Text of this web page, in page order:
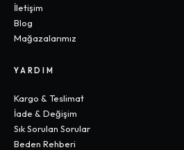
İletişim
Blog
Mağazalarımız
YARDIM
Kargo & Teslimat
İade & Değişim
Sık Sorulan Sorular
Beden Rehberi